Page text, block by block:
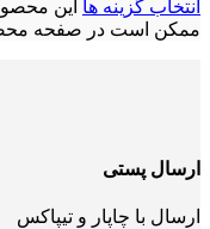
انتخاب گزینه ها این
ممکن است در صفحه
ارسال پستی
ارسال با چاپار و تیپاکس